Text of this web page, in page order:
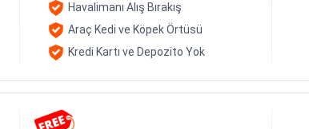
Havalimanı Alış Bırakış
Araç Kedi ve Köpek Örtüsü
Kredi Kartı ve Depozito Yok